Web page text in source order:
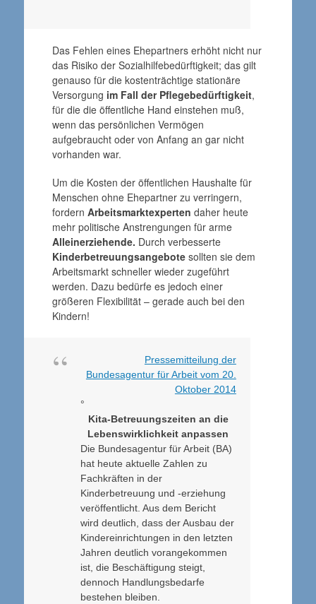
Das Fehlen eines Ehepartners erhöht nicht nur
das Risiko der Sozialhilfebedürftigkeit; das gilt
genauso für die kostenträchtige stationäre
Versorgung im Fall der Pflegebedürftigkeit,
für die die öffentliche Hand einstehen muß,
wenn das persönlichen Vermögen
aufgebraucht oder von Anfang an gar nicht
vorhanden war.
Um die Kosten der öffentlichen Haushalte für
Menschen ohne Ehepartner zu verringern,
fordern Arbeitsmarktexperten daher heute
mehr politische Anstrengungen für arme
Alleinerziehende. Durch verbesserte
Kinderbetreuungsangebotesollten sie dem
Arbeitsmarkt schneller wieder zugeführt
werden. Dazu bedürfe es jedoch einer
größeren Flexibilität – gerade auch bei den
Kindern!
Pressemitteilung der
Bundesagentur für Arbeit vom 20.
Oktober 2014
°
Kita-Betreuungszeiten an die
Lebenswirklichkeit anpassen
Die Bundesagentur für Arbeit (BA)
hat heute aktuelle Zahlen zu
Fachkräften in der
Kinderbetreuung und -erziehung
veröffentlicht. Aus dem Bericht
wird deutlich, dass der Ausbau der
Kindereinrichtungen in den letzten
Jahren deutlich vorangekommen
ist, die Beschäftigung steigt,
dennoch Handlungsbedarfe
bestehen bleiben.